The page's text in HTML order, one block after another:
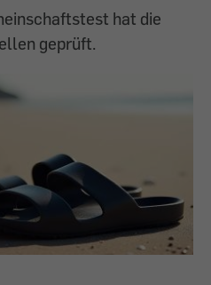
hat die
geprüft.